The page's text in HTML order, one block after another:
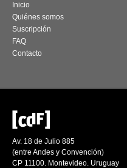
Inicio
Quiénes somos
Suscripción
FAQ
Contacto
Av. 18 de Julio 885
(entre Andes y Convención)
CP 11100. Montevideo. Uruguay